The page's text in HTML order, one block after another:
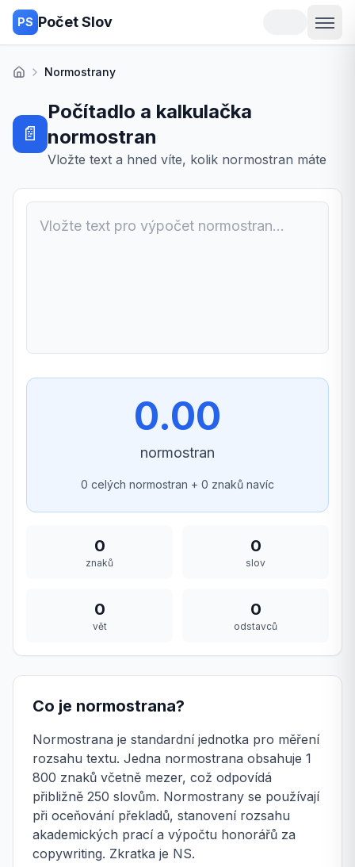
PS Počet Slov
Domů Normostrany
📄
Počítadlo a kalkulačka
normostran
Vložte text a hned víte, kolik normostran máte
0.00
normostran
0 celých normostran + 0 znaků navíc
0
znaků
0
slov
0
vět
0
odstavců
Co je normostrana?
Normostrana je standardní jednotka pro měření
rozsahu textu. Jedna normostrana obsahuje 1
800 znaků včetně mezer, což odpovídá
přibližně 250 slovům. Normostrany se používají
při oceňování překladů, stanovení rozsahu
akademických prací a výpočtu honorářů za
copywriting. Zkratka je NS.